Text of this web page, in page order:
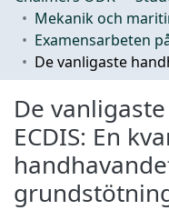
De
ECDIS: En